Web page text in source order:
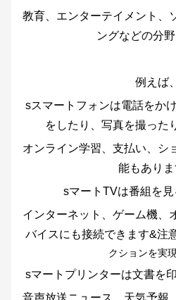
教育、エンターテイメント、
ングなどの分
例えば、
sスマートフォンは電話をか
をしたり、写真を撮った
オンライン学習、支払い、シ
能もありま
sマートTVは番組を見
インターネット、ゲーム機、
バイスにも接続できます&注
クションを実現
sマートプリンターは文書を